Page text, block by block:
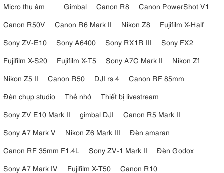
Micro thu âm Gimbal Canon R8
Canon PowerShot V1
Canon R50V
Canon R6 Mark II Nikon Z8
Fujifilm X-Half
Sony ZV-E10
Sony A6400 Sony RX1R III
Sony FX2
Fujifilm X-S20
Fujifilm X-T5 Sony A7C Mark II
Nikon Zf
Nikon Z5 II
Canon R50 DJI rs 4
Canon RF 85mm
Đèn chụp studio
Thẻ nhớ
Thiết bị livestream
Sony ZV E10 Mark II
gimbal DJI
Canon R5 Mark II
Sony A7 Mark V
Nikon Z6 Mark III
Đèn amaran
Canon RF 35mm F1.4L
Sony ZV-1 Mark II
Đèn Godox
Sony A7 Mark IV
Fujifilm X-T50
Canon R10